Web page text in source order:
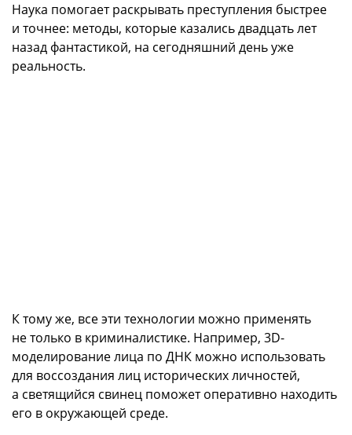
Наука помогает раскрывать преступления быстрее
и точнее: методы, которые казались двадцать лет
назад фантастикой, на сегодняшний день уже
реальность.
К тому же, все эти технологии можно применять
не только в криминалистике. Например, 3D-
моделирование лица по ДНК можно использовать
для воссоздания лиц исторических личностей,
а светящийся свинец поможет оперативно находить
его в окружающей среде.